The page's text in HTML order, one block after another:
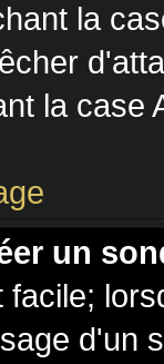
la
la case
un
d'un